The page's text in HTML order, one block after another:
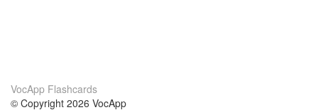
VocApp Flashcards
© Copyright 2026 VocApp